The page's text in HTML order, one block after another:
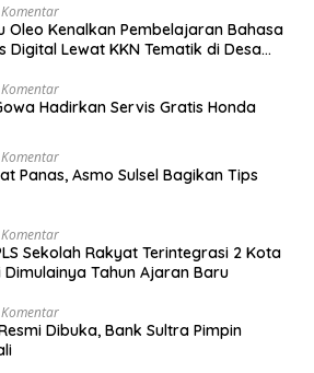
Oleo Kenalkan Pembelajaran Bahasa
Digital Lewat KKN Tematik di Desa
Hadirkan Servis Gratis Honda
Panas, Asmo Sulsel Bagikan Tips
Sekolah Rakyat Terintegrasi 2 Kota
Tahun Ajaran Baru
Dibuka, Bank Sultra Pimpin